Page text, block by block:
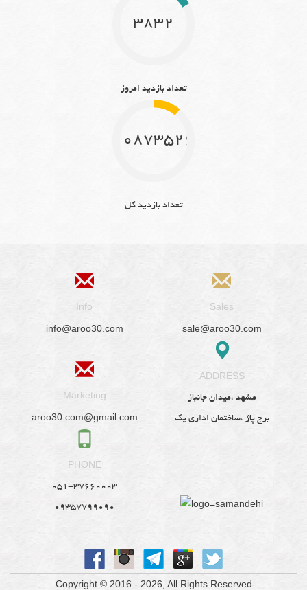
3832
تعداد بازدید امروز
10873526
تعداد بازدید کل
Info
info@aroo30.com
Sales
sale@aroo30.com
Marketing
aroo30.com@gmail.com
ADDRESS
مشهد ،میدان جانباز
برج پاژ ،ساختمان اداری یک
PHONE
051-37660003
09357799090
Copyright © 2016 - 2026 , All Rights Reserved